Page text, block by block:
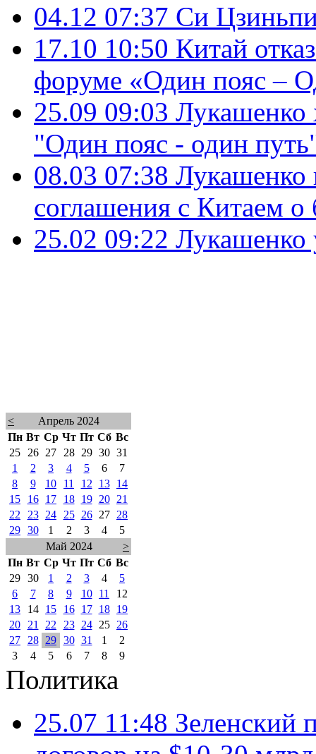
04.12 07:37 Си
17.10 10:50 Китай
форуме «Один пояс –
25.09 09:03 Лукашенко
"Один пояс - один
08.03 07:38 Лукашенко
соглашения с Китаем о
25.02 09:22 Лукашенко
<
Апрель 2024
Пн Вт Ср Чт Пт Сб Вс
25
26 27 28 29 30 31
1
2 3 4 5 6
7
8
9 10 11 12 13
14
15
16 17 18 19 20
21
22
23 24 25 26 27
28
29 30 1 2 3 4
5
Май 2024
>
Пн Вт Ср Чт Пт Сб Вс
29 30 1 2 3 4
5
6
7 8 9 10 11
12
13
14 15 16 17 18
19
20
21 22 23 24 25
26
27
28 29 30 31 1
2
3
4 5 6 7 8 9
Политика
25.07 11:48 Зеленский